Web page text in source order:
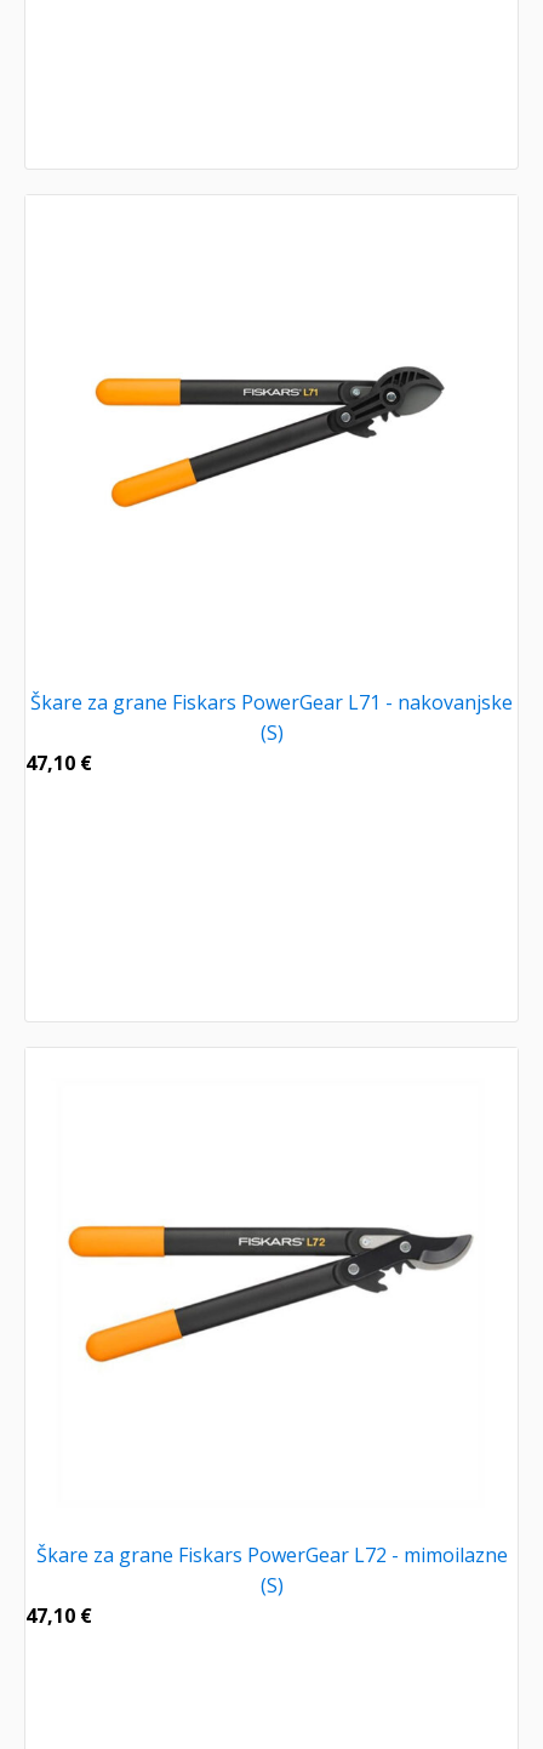
Škare za grane Fiskars PowerGear L71 - nakovanjske
(S)
47,10 €
Škare za grane Fiskars PowerGear L72 - mimoilazne
(S)
47,10 €